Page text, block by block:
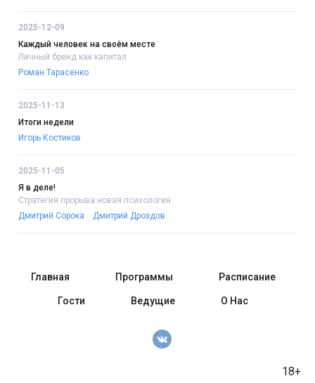
2025-12-09
Каждый человек на своём месте
Личный бренд как капитал
Роман Тарасенко
2025-11-13
Итоги недели
Игорь Костиков
2025-11-05
Я в деле!
Стратегия прорыва:новая психология
Дмитрий Сорока
Дмитрий Дроздов
18+
Главная Программы Расписание
Гости Ведущие О Нас